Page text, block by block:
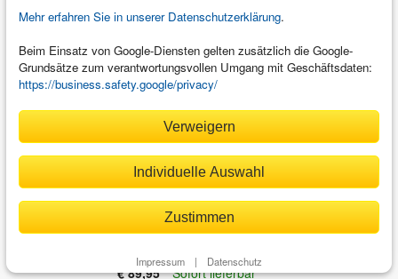
Mehr erfahren Sie in unserer Datenschutzerklärung.
Beim Einsatz von Google-Diensten gelten zusätzlich die Google-
Grundsätze zum verantwortungsvollen Umgang mit Geschäftsdaten:
https://business.safety.google/privacy/
Zustimmen
Verweigern
Individuelle Auswahl
Impressum | Datenschutz
471Seiten, gebunden
€ 89,95
Sofort lieferbar
Buch|E-Book
Vendor Invoice Management with
SAP
von Matthias Niessen, Heather Reina, Mark
Travers
Seiten, gebunden
€ 89,95
Sofort lieferbar